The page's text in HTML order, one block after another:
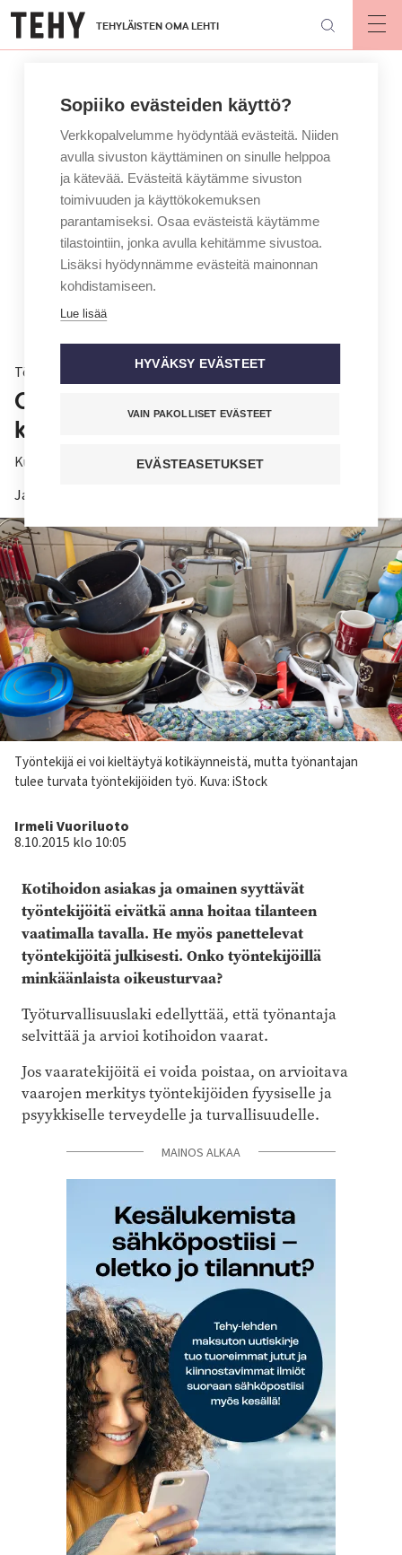
Hyppää
pääsisältöön
TEHYLÄISTEN OMA LEHTI
Töissä
Onko kotikäynneistä mahdollista
kieltäytyä?
Kuuntele juttu
Jaa sivu
Kuvateksti
Työntekijä ei voi kieltäytyä kotikäynneistä, mutta työnantajan
tulee turvata työntekijöiden työ. Kuva: iStock
Kirjoittaja
Irmeli Vuoriluoto
8.10.2015 klo 10:05
Kotihoidon asiakas ja omainen syyttävät
työntekijöitä eivätkä anna hoitaa tilanteen
vaatimalla tavalla. He myös panettelevat
työntekijöitä julkisesti. Onko työntekijöillä
minkäänlaista oikeusturvaa?
Työturvallisuuslaki edellyttää, että työnantaja
selvittää ja arvioi kotihoidon vaarat.
Jos vaaratekijöitä ei voida poistaa, on arvioitava
vaarojen merkitys työntekijöiden fyysiselle ja
psyykkiselle terveydelle ja turvallisuudelle.
MAINOS ALKAA
Sopiiko evästeiden käyttö?
Verkkopalvelumme hyödyntää evästeitä. Niiden
avulla sivuston käyttäminen on sinulle helppoa
ja kätevää. Evästeitä käytämme sivuston
toimivuuden ja käyttökokemuksen
parantamiseksi. Osaa evästeistä käytämme
tilastointiin, jonka avulla kehitämme sivustoa.
Lisäksi hyödynnämme evästeitä mainonnan
kohdistamiseen.
Lue lisää
HYVÄKSY EVÄSTEET
VAIN PAKOLLISET EVÄSTEET
EVÄSTEASETUKSET